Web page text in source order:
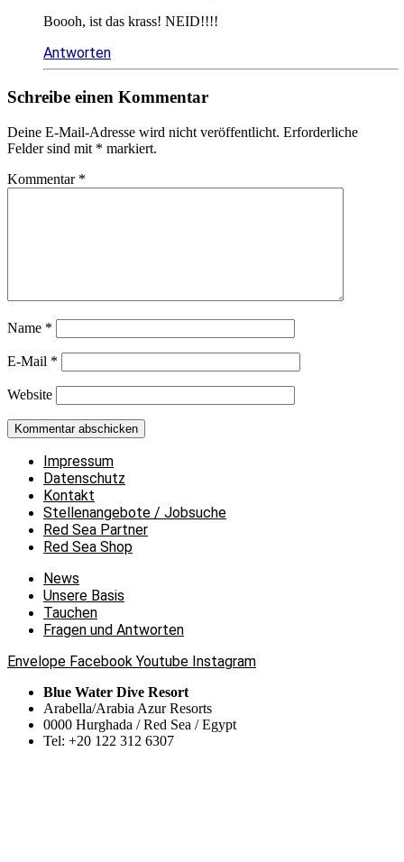
Boooh, ist das krass! NEID!!!!
Antworten
Schreibe einen Kommentar
Deine E-Mail-Adresse wird nicht veröffentlicht. Erforderliche
Felder sind mit * markiert.
Kommentar *
Name *
E-Mail *
Website
Impressum
Datenschutz
Kontakt
Stellenangebote / Jobsuche
Red Sea Partner
Red Sea Shop
News
Unsere Basis
Tauchen
Fragen und Antworten
Envelope Facebook Youtube Instagram
Blue Water Dive Resort
Arabella/Arabia Azur Resorts
0000 Hurghada / Red Sea / Egypt
Tel: +20 122 312 6307